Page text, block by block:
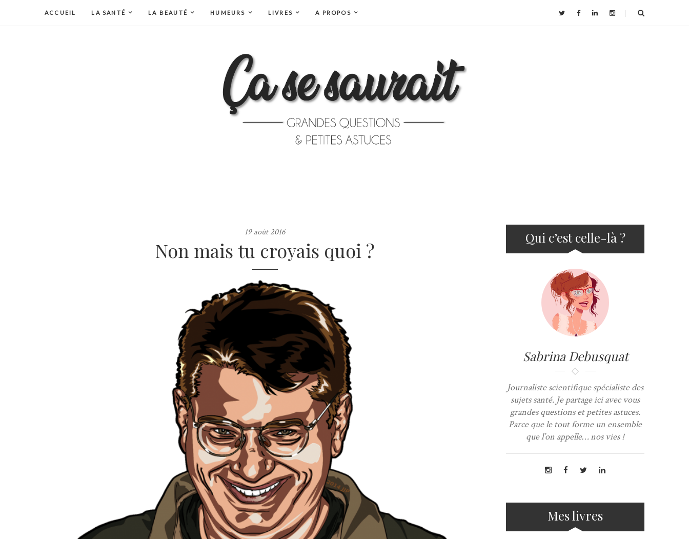
ACCUEIL LA SANTÉ LA BEAUTÉ HUMEURS LIVRES A PROPOS
19 août 2016
Non mais tu croyais quoi ?
Qui c’est celle-là ?
Sabrina Debusquat
Journaliste scientifique spécialiste des
sujets santé. Je partage ici avec vous
grandes questions et petites astuces.
Parce que le tout forme un ensemble
que l’on appelle… nos vies !
Mes livres